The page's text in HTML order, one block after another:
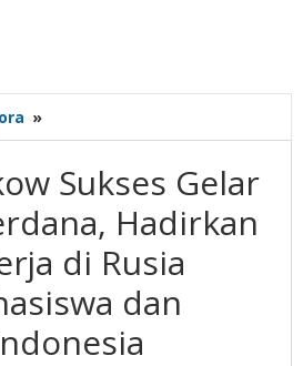
»
Moskow
Gelar
Fair
Perdana,
Hadirkan
Peluang
di
Sukses Gelar
Hadirkan
di Rusia
dan